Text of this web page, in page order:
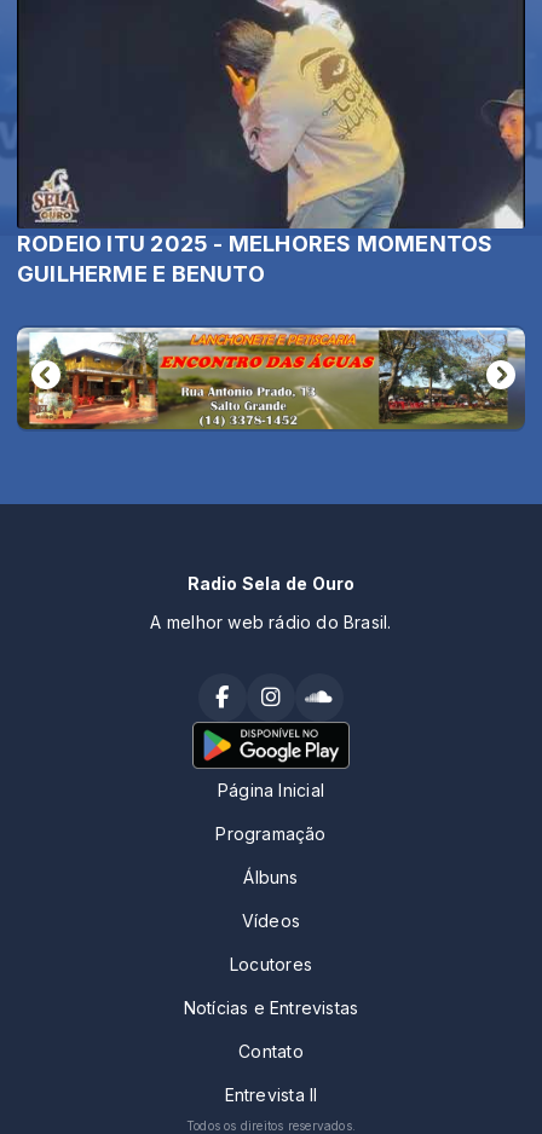
RODEIO ITU 2025 - MELHORES MOMENTOS
GUILHERME E BENUTO
Radio Sela de Ouro
A melhor web rádio do Brasil.
Página Inicial
Programação
Álbuns
Vídeos
Locutores
Notícias e Entrevistas
Contato
Entrevista II
Todos os direitos reservados.